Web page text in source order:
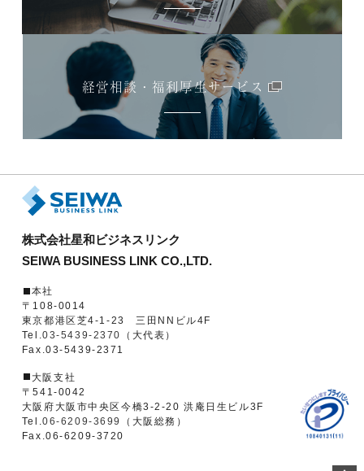
経営相談・福利厚生サービス
株式会社星和ビジネスリンク
SEIWA BUSINESS LINK CO.,LTD.
本社
〒108-0014
東京都港区芝4-1-23 三田NNビル4F
Tel.03-5439-2370
（大代表）
Fax.03-5439-2371
大阪支社
〒541-0042
大阪府大阪市中央区今橋3-2-20 洪庵日生ビル3F
Tel.06-6209-3699
（大阪総務）
Fax.06-6209-3720